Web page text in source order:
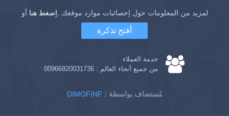
لمزيد من المعلومات حول إحصائيات موارد موقعك ,إضغط هنا أو
أفتح تذكرة
خدمة العملاء
من جميع أنحاء العالم : 00966920031736
DIMOFINF : مُستضاف بواسطة